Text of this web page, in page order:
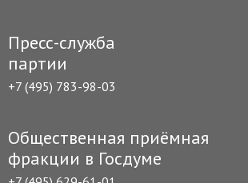
Пресс-служба
партии
+7 (495) 783-98-03
Общественная приёмная
фракции в Госдуме